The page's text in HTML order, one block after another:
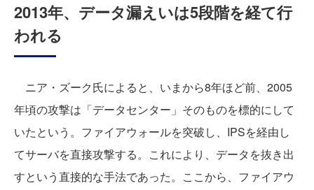
2013年、データ漏えいは5段階を経て行
われる
ニア・ズーク氏によると、いまから8年ほど前、2005
年頃の攻撃は「データセンター」そのものを標的にして
いたという。ファイアウォールを突破し、IPSを経由し
てサーバを直接攻撃する。これにより、データを抜き出
すという直接的な手法であった。ここから、ファイアウ